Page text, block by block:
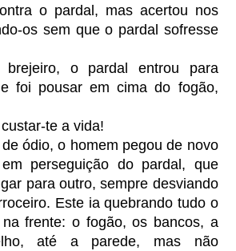
o pardal, mas acertou nos
os sem que o pardal sofresse
brejeiro, o pardal entrou para
foi pousar em cima do fogão,
te a vida!
ódio, o homem pegou de novo
perseguição do pardal, que
para outro, sempre desviando
Este ia quebrando tudo o
frente: o fogão, os bancos, a
até a parede, mas não